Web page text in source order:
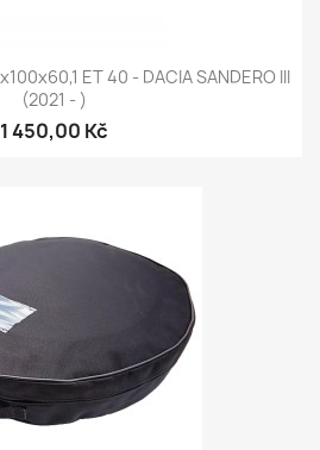
ET 40 - DACIA SANDERO III
(2021 - )
1 450,00 Kč